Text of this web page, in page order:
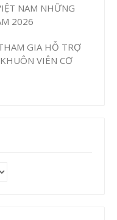
NAM NHỮNG
2026
GIA HỖ TRỢ
VIÊN CƠ